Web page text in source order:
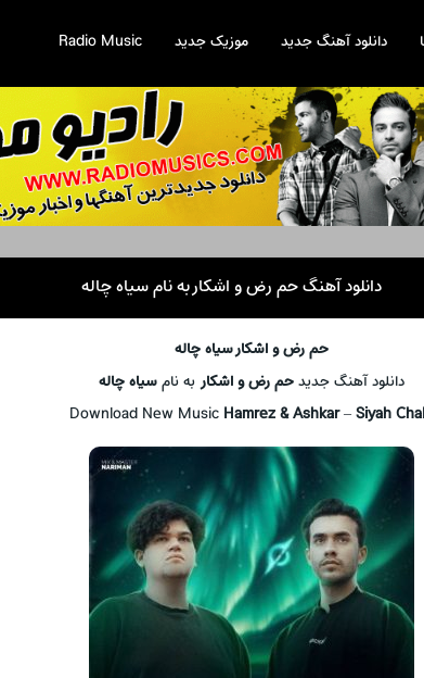
دانلود آهنگ جدید موزیک جدید Radio Music
دانلود آهنگ حم رض و اشکار به نام سیاه چاله
حم رض و اشکار سیاه چاله
دانلود آهنگ جدیدحم رض و اشکاربه نامسیاه چاله
Download New Music Hamrez & Ashkar–Siyah